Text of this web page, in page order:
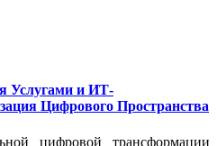
Услугами и ИТ-
Цифрового Пространства
цифровой трансформации